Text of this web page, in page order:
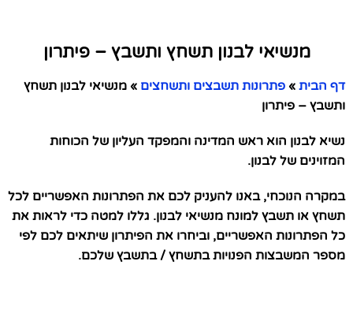
מנשיאי לבנון תשחץ ותשבץ – פיתרון
דף הבית » פתרונות תשבצים ותשחצים » מנשיאי לבנון תשחץ
ותשבץ – פיתרון
נשיא לבנון הוא ראש המדינה והמפקד העליון של הכוחות
המזוינים של לבנון.
במקרה הנוכחי, באנו להעניק לכם את הפתרונות האפשריים לכל
תשחץ או תשבץ למונח מנשיאי לבנון. גללו למטה כדי לראות את
כל הפתרונות האפשריים, וביחרו את הפיתרון שיתאים לכם לפי
מספר המשבצות הפנויות בתשחץ / בתשבץ שלכם.